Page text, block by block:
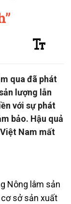
qua đã phát
lượng lẫn
với sự phát
bảo. Hậu quả
Nam mất
Nông lâm sản
sở sản xuất